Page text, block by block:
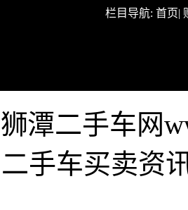
栏目导航: 首页|
狮潭二手车网
二手车买卖资